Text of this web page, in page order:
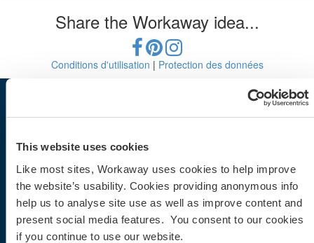
This website uses cookies
Like most sites, Workaway uses cookies to help improve
the website’s usability. Cookies providing anonymous info
help us to analyse site use as well as improve content and
present social media features. You consent to our cookies
if you continue to use our website.
Share the Workaway idea...
Conditions d'utilisation | Protection des données
Workaway
Informations pour les hôtes
Informations pour les workawayers
S'inscrire comme workawayer
S'inscrire comme hôte
Offrir une expérience Workaway
Réductions et partenaires